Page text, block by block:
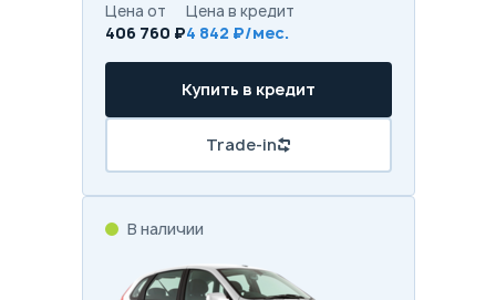
Цена от
406 760 ₽
Цена в кредит
4 842 ₽/мес.
Купить в кредит
Trade-in
В наличии